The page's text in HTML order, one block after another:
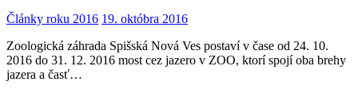
Články roku 2016 19. októbra 2016
Zoologická záhrada Spišská Nová Ves postaví v čase od 24. 10.
2016 do 31. 12. 2016 most cez jazero v ZOO, ktorí spojí oba brehy
jazera a časť…